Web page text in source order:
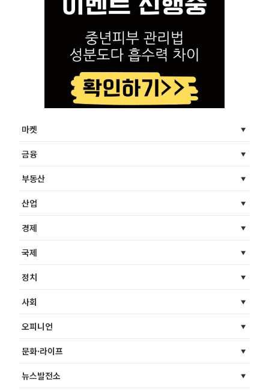
마켓
금융
부동산
산업
경제
국제
정치
사회
오피니언
문화·라이프
뉴스발전소